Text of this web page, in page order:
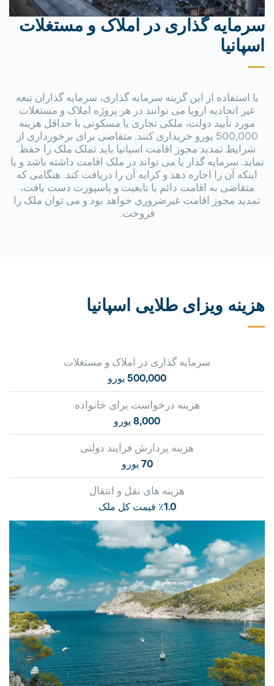
سرمایه گذاری در املاک و مستغلات
اسپانیا
با استفاده از این گزینه سرمایه گذاری، سرمایه گذاران تبعه
غیر اتحادیه اروپا می توانند در هر پروژه املاک و مستغلات
مورد تأیید دولت، ملکی تجاری یا مسکونی با حداقل هزینه
500,000 یورو خریداری کنند. متقاضی برای برخورداری از
شرایط تمدید مجوز اقامت اسپانیا باید تملک ملک را حفظ
نماید. سرمایه گذار یا می تواند در ملک اقامت داشته باشد و یا
اینکه آن را اجاره دهد و کرایه آن را دریافت کند. هنگامی که
متقاضی به اقامت دائم یا تابعیت و پاسپورت دست یافت،
تمدید مجوز اقامت غیرضروری خواهد بود و می توان ملک را
فروخت.
هزینه ویزای طلایی اسپانیا
سرمایه گذاری در املاک و مستغلات
500,000 یورو
هزینه درخواست برای خانواده
8,000 یورو
هزینه پردازش فرایند دولتی
70 یورو
هزینه های نقل و انتقال
٪1.0 قیمت کل ملک